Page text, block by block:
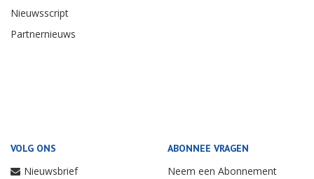
Nieuwsscript
Partnernieuws
VOLG ONS
Nieuwsbrief
ABONNEE VRAGEN
Neem een Abonnement